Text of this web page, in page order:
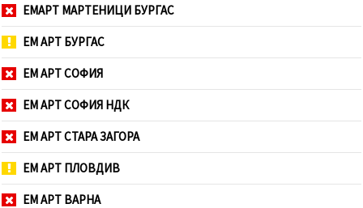
ЕМАРТ МАРТЕНИЦИ БУРГАС
ЕМ АРТ БУРГАС
ЕМ АРТ СОФИЯ
ЕМ АРТ СОФИЯ НДК
ЕМ АРТ СТАРА ЗАГОРА
ЕМ АРТ ПЛОВДИВ
ЕМ АРТ ВАРНА